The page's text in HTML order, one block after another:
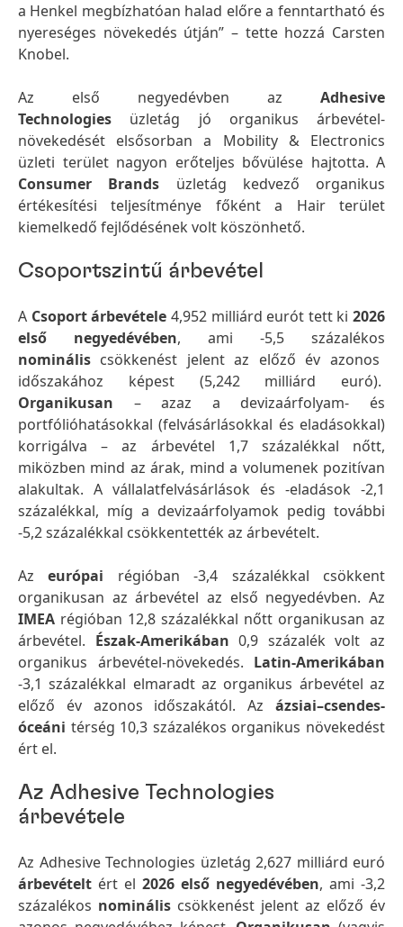
a Henkel megbízhatóan halad előre a fenntartható és
nyereséges növekedés útján” – tette hozzá Carsten
Knobel.
Az első negyedévben az Adhesive
Technologies üzletág jó organikus árbevétel-
növekedését elsősorban a Mobility & Electronics
üzleti terület nagyon erőteljes bővülése hajtotta. A
Consumer Brands üzletág kedvező organikus
értékesítési teljesítménye főként a Hair terület
kiemelkedő fejlődésének volt köszönhető.
Csoportszintű árbevétel
A Csoport árbevétele 4,952 milliárd eurót tett ki 2026
első negyedévében, ami -5,5 százalékos
nominális csökkenést jelent az előző év azonos
időszakához képest (5,242 milliárd euró).
Organikusan – azaz a devizaárfolyam- és
portfólióhatásokkal (felvásárlásokkal és eladásokkal)
korrigálva – az árbevétel 1,7 százalékkal nőtt,
miközben mind az árak, mind a volumenek pozitívan
alakultak. A vállalatfelvásárlások és -eladások -2,1
százalékkal, míg a devizaárfolyamok pedig további
-5,2 százalékkal csökkentették az árbevételt.
Azeurópai régióban -3,4 százalékkal csökkent
organikusan az árbevétel az első negyedévben. Az
IMEA régióban 12,8 százalékkal nőtt organikusan az
árbevétel. Észak-Amerikában0,9 százalék volt az
organikus árbevétel-növekedés. Latin-Amerikában
-3,1 százalékkal elmaradt az organikus árbevétel az
előző év azonos időszakától. Az ázsiai–csendes-
óceáni térség 10,3 százalékos organikus növekedést
ért el.
Az Adhesive Technologies
árbevétele
Az Adhesive Technologies üzletág 2,627 milliárd euró
árbevételt ért el 2026 első negyedévében, ami -3,2
százalékos nominális csökkenést jelent az előző év